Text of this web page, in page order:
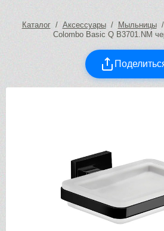
Каталог/ Аксессуары/ Мыльницы/
Colombo Basic Q B3701.NM